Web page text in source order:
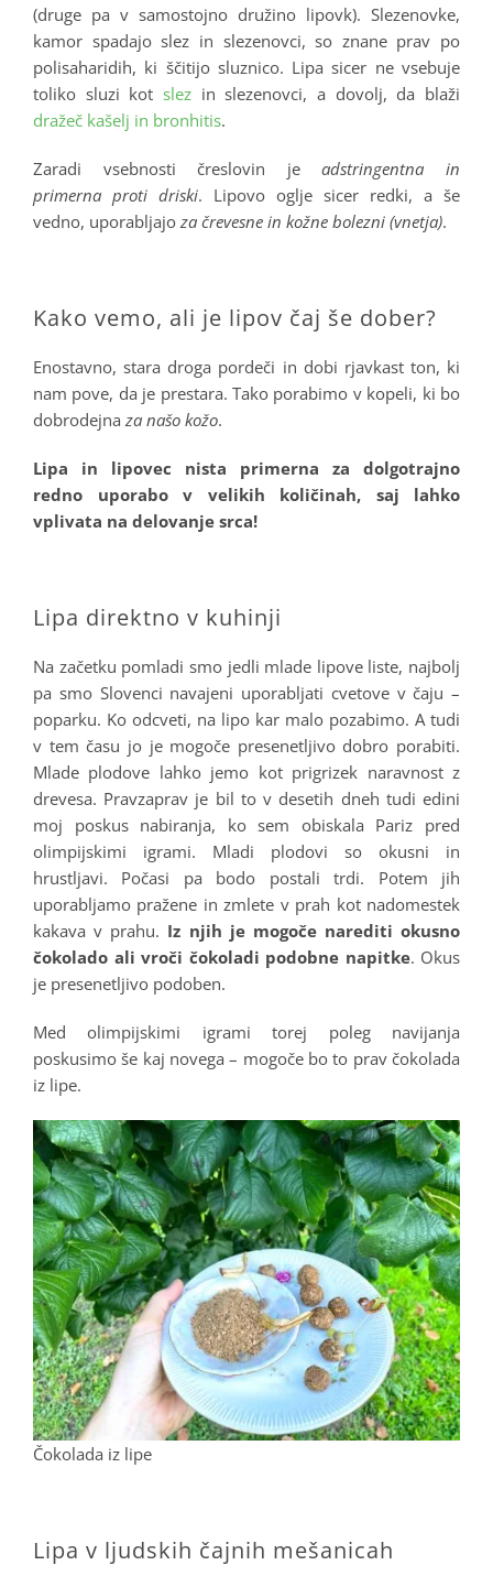
(druge pa v samostojno družino lipovk). Slezenovke,
kamor spadajo slez in slezenovci, so znane prav po
polisaharidih, ki ščitijo sluznico. Lipa sicer ne vsebuje
toliko sluzi kot slez in slezenovci, a dovolj, da blaži
dražeč kašelj in bronhitis.
Zaradi vsebnosti čreslovin jeadstringentna in
primerna proti driski. Lipovo oglje sicer redki, a še
vedno, uporabljajo za črevesne in kožne bolezni (vnetja).
Kako vemo, ali je lipov čaj še dober?
Enostavno, stara droga pordeči in dobi rjavkast ton, ki
nam pove, da je prestara. Tako porabimo v kopeli, ki bo
dobrodejna za našo kožo.
Lipa in lipovec nista primerna za dolgotrajno
redno uporabo v velikih količinah, saj lahko
vplivata na delovanje srca!
Lipa direktno v kuhinji
Na začetku pomladi smo jedli mlade lipove liste, najbolj
pa smo Slovenci navajeni uporabljati cvetove v čaju –
poparku. Ko odcveti, na lipo kar malo pozabimo. A tudi
v tem času jo je mogoče presenetljivo dobro porabiti.
Mlade plodove lahko jemo kot prigrizek naravnost z
drevesa. Pravzaprav je bil to v desetih dneh tudi edini
moj poskus nabiranja, ko sem obiskala Pariz pred
olimpijskimi igrami. Mladi plodovi so okusni in
hrustljavi. Počasi pa bodo postali trdi. Potem jih
uporabljamo pražene in zmlete v prah kot nadomestek
kakava v prahu. Iz njih je mogoče narediti okusno
čokolado ali vroči čokoladi podobne napitke. Okus
je presenetljivo podoben.
Med olimpijskimi igrami torej poleg navijanja
poskusimo še kaj novega – mogoče bo to prav čokolada
iz lipe.
Čokolada iz lipe
Lipa v ljudskih čajnih mešanicah